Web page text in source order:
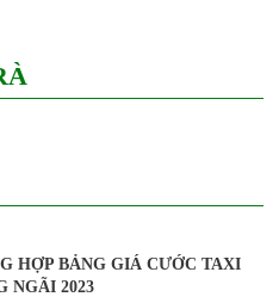
HỢP BẢNG GIÁ CƯỚC TAXI
NGÃI 2023